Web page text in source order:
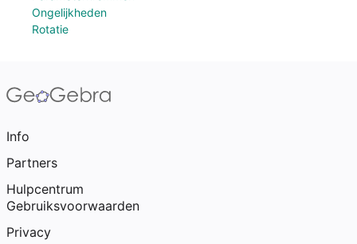
Ongelijkheden
Rotatie
Info
Partners
Hulpcentrum
Gebruiksvoorwaarden
Privacy